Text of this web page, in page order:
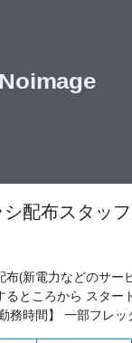
配布スタッ
布(新電力などのサー
るところから スター
務時間】 一部フレッ